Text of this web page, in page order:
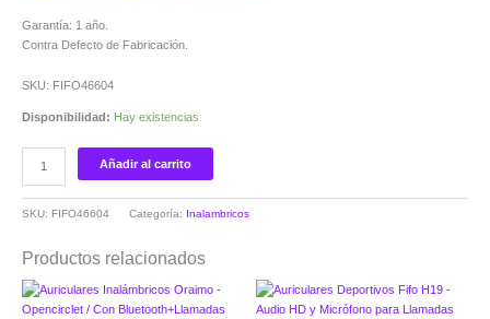
Garantía: 1 año.
Contra Defecto de Fabricación.
SKU: FIFO46604
Disponibilidad: Hay existencias
Añadir al carrito
SKU: FIFO46604 Categoría: Inalambricos
Productos relacionados